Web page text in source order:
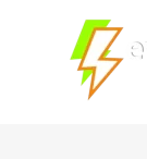
contenido